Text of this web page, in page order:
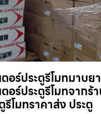
อร์ประตูรีโมทมาบย
อร์ประตูรีโมทจากร้
รีโมทราคาส่ง ประตู